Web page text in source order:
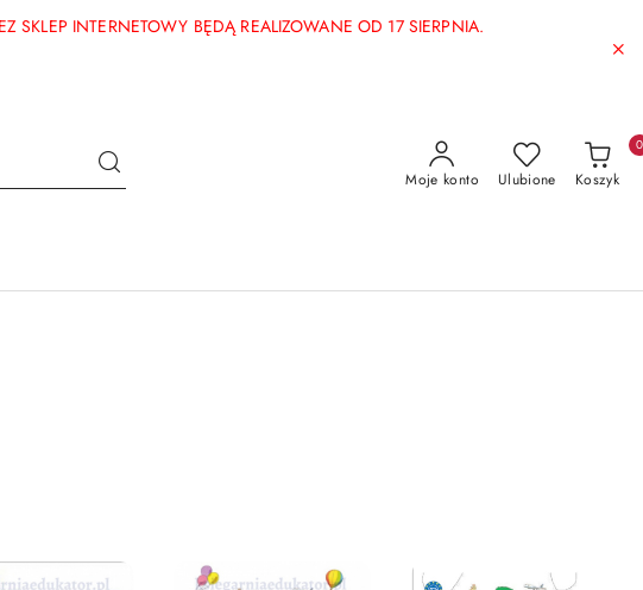
INTERNETOWY BĘDĄ REALIZOWANE OD 17 SIERPNIA.
Moje konto Ulubione Koszyk
0